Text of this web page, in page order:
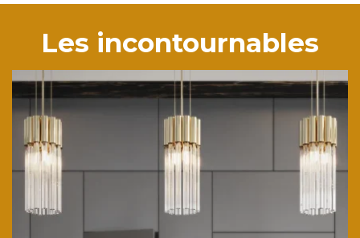
Les incontournables